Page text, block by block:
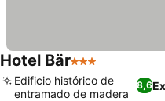
Hotel Bär3 Estrellas
8,6
Edificio histórico de
entramado de madera